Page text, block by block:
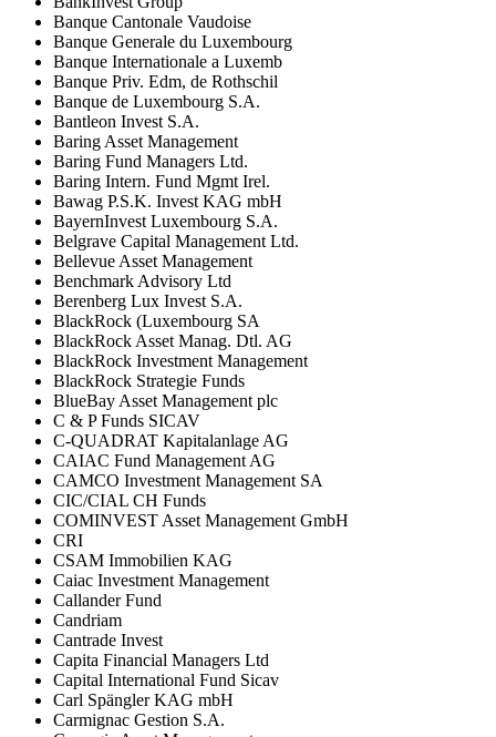
Banque Cantonale Vaudoise
Banque Generale du Luxembourg
Banque Internationale a Luxemb
Banque Priv. Edm, de Rothschil
Banque de Luxembourg S.A.
Bantleon Invest S.A.
Baring Asset Management
Baring Fund Managers Ltd.
Baring Intern. Fund Mgmt Irel.
Bawag P.S.K. Invest KAG mbH
BayernInvest Luxembourg S.A.
Belgrave Capital Management Ltd.
Bellevue Asset Management
Benchmark Advisory Ltd
Berenberg Lux Invest S.A.
BlackRock (Luxembourg SA
BlackRock Asset Manag. Dtl. AG
BlackRock Investment Management
BlackRock Strategie Funds
BlueBay Asset Management plc
C & P Funds SICAV
C-QUADRAT Kapitalanlage AG
CAIAC Fund Management AG
CAMCO Investment Management SA
CIC/CIAL CH Funds
COMINVEST Asset Management GmbH
CRI
CSAM Immobilien KAG
Caiac Investment Management
Callander Fund
Candriam
Cantrade Invest
Capita Financial Managers Ltd
Capital International Fund Sicav
Carl Spängler KAG mbH
Carmignac Gestion S.A.